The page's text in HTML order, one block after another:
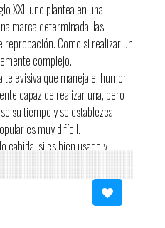
XXI, uno plantea en una
marca determinada, las
reprobación. Como si realizar un
complejo.
que maneja el humor
capaz de realizar una, pero
su tiempo y se establezca
es muy difícil.
cabida, si es bien usado y
Se trata de un recurso
relación entre consumidor y